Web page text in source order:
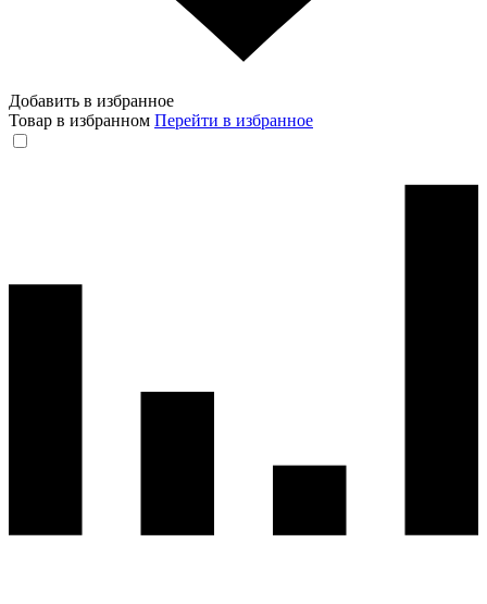
Добавить в избранное
Товар в избранном Перейти в избранное